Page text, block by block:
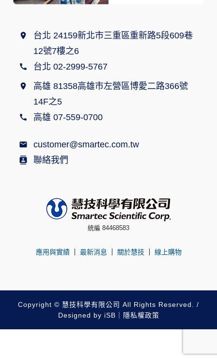
台北 24159新北市三重區重新路5段609巷
12號7樓之6
台北 02-2999-5767
高雄 81358高雄市左營區博愛二路366號
14F之5
高雄 07-559-0700
customer@smartec.com.tw
聯絡我們
統編 84468583
應用與實績 最新消息 關於慧技 線上購物
Copyright © 慧技科學有限公司 All Rights Reserved. /
Designed by iSB 隱私權政策